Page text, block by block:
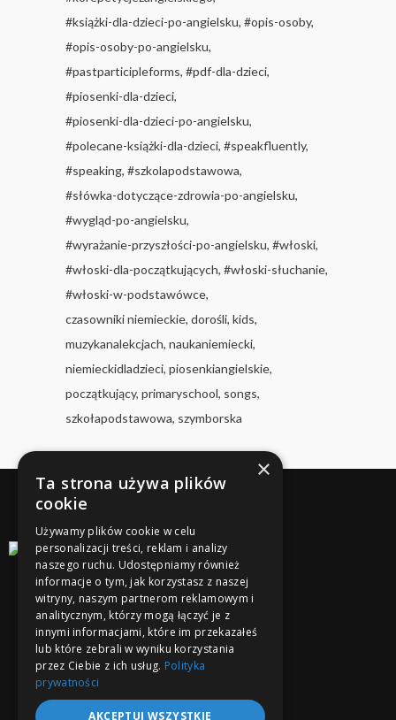
#książki-dla-dzieci-po-angielsku #opis-osoby
#opis-osoby-po-angielsku
#pastparticipleforms #pdf-dla-dzieci
#piosenki-dla-dzieci
#piosenki-dla-dzieci-po-angielsku
#polecane-książki-dla-dzieci #speakfluently
#speaking #szkolapodstawowa
#słówka-dotyczące-zdrowia-po-angielsku
#wygląd-po-angielsku
#wyrażanie-przyszłości-po-angielsku #włoski
#włoski-dla-początkujących #włoski-słuchanie
#włoski-w-podstawówce
czasowniki niemieckie dorośli kids
muzykanalekcjach naukaniemiecki
niemieckidladzieci piosenkiangielskie
początkujący primaryschool songs
szkołapodstawowa szymborska
×
Ta strona używa plików
cookie
Używamy plików cookie w celu
personalizacji treści, reklam i analizy
naszego ruchu. Udostępniamy również
informacje o tym, jak korzystasz z naszej
witryny, naszym partnerom reklamowym i
analitycznym, którzy mogą łączyć je z
innymi informacjami, które im przekazałeś
lub które zebrali w wyniku korzystania
przez Ciebie z ich usług. Polityka
prywatności
AKCEPTUJ WSZYSTKIE